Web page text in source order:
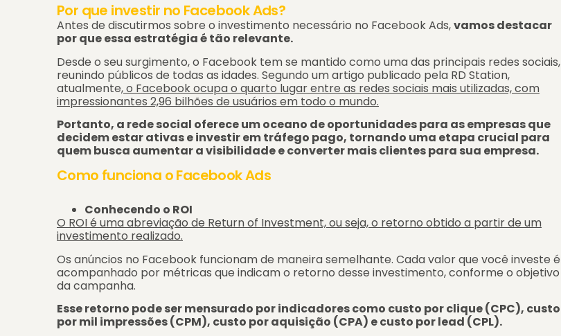
Por que investir no Facebook Ads?
Antes de discutirmos sobre o investimento necessário no Facebook Ads,vamos destacar
por que essa estratégia é tão relevante.
Desde o seu surgimento, o Facebook tem se mantido como uma das principais redes sociais,
reunindo públicos de todas as idades. Segundo um artigo publicado pela RD Station,
atualmente,o Facebook ocupa o quarto lugar entre as redes sociais mais utilizadas, com
impressionantes 2,96 bilhões de usuários em todo o mundo.
Portanto, a rede social oferece um oceano de oportunidades para as empresas que
decidem estar ativas e investir em tráfego pago, tornando uma etapa crucial para
quem busca aumentar a visibilidade e converter mais clientes para sua empresa.
Como funciona o Facebook Ads
Conhecendo o ROI
O ROI é uma abreviação de Return of Investment, ou seja, o retorno obtido a partir de um
investimento realizado.
Os anúncios no Facebook funcionam de maneira semelhante. Cada valor que você investe é
acompanhado por métricas que indicam o retorno desse investimento, conforme o objetivo
da campanha.
Esse retorno pode ser mensurado por indicadores como custo por clique (CPC), custo
por mil impressões (CPM), custo por aquisição (CPA) e custo por lead (CPL).